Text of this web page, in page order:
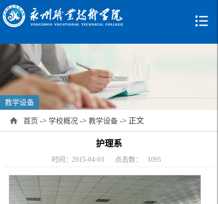
教学设备
首页 -> 学校概况 -> 教学设备 -> 正文
护理系
时间：2015-04-03 点击数： 1095